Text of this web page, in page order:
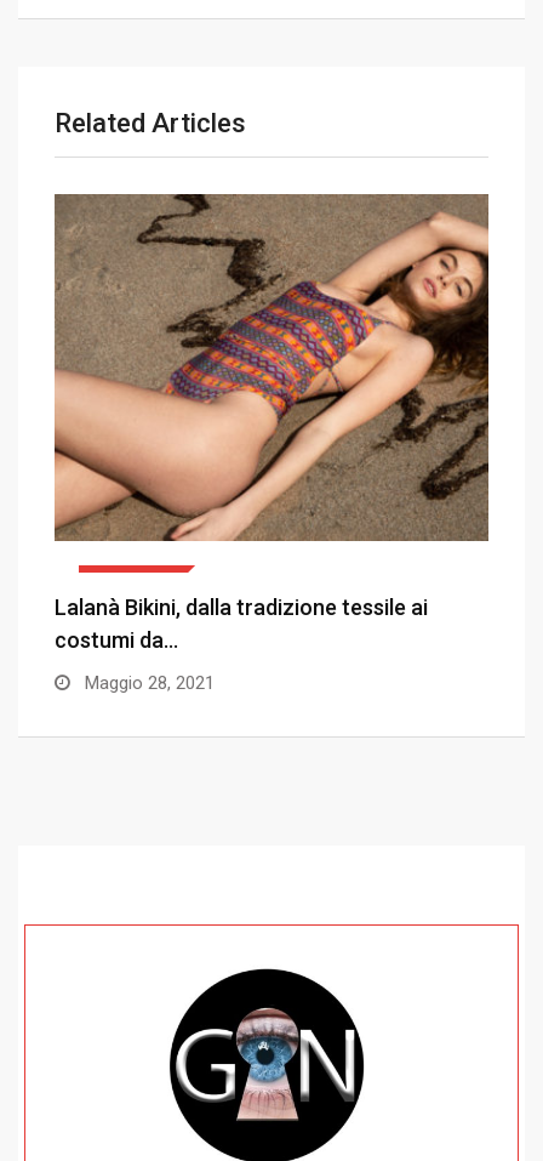
Related Articles
Viareggio, dal Carnevale il saluto alla
Gallura.
Febbraio 23, 2020